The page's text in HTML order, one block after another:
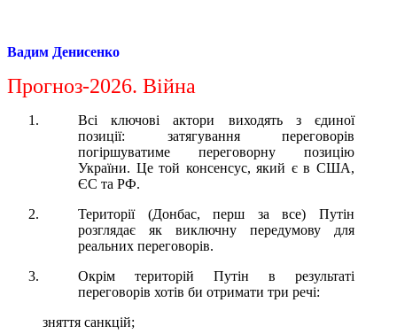
Вадим Денисенко
Прогноз-2026. Війна
Всі ключові актори виходять з єдиної
позиції: затягування переговорів
погіршуватиме переговорну позицію
України. Це той консенсус, який є в США,
ЄС та РФ.
Території (Донбас, перш за все) Путін
розглядає як виключну передумову для
реальних переговорів.
Окрім територій Путін в результаті
переговорів хотів би отримати три речі:
зняття санкцій;